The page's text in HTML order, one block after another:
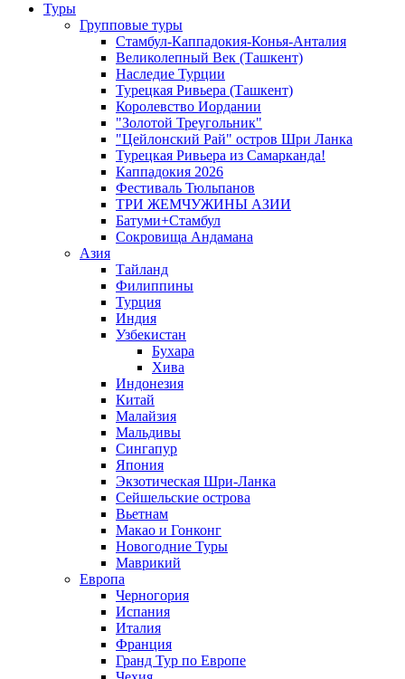
Туры
Групповые туры
Стамбул-Каппадокия-Конья-Анталия
Великолепный Век (Ташкент)
Наследие Турции
Турецкая Ривьера (Ташкент)
Королевство Иордании
"Золотой Треугольник"
"Цейлонский Рай" остров Шри Ланка
Турецкая Ривьера из Самарканда!
Каппадокия 2026
Фестиваль Тюльпанов
ТРИ ЖЕМЧУЖИНЫ АЗИИ
Батуми+Стамбул
Сокровища Андамана
Азия
Тайланд
Филиппины
Турция
Индия
Узбекистан
Бухара
Хива
Индонезия
Китай
Малайзия
Мальдивы
Сингапур
Япония
Экзотическая Шри-Ланка
Сейшельские острова
Вьетнам
Макао и Гонконг
Новогодние Туры
Маврикий
Европа
Черногория
Испания
Италия
Франция
Гранд Тур по Европе